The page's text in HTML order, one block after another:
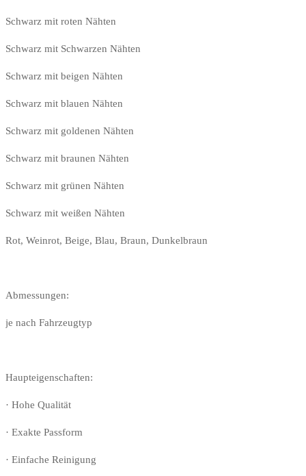
Schwarz mit roten Nähten
Schwarz mit Schwarzen Nähten
Schwarz mit beigen Nähten
Schwarz mit blauen Nähten
Schwarz mit goldenen Nähten
Schwarz mit braunen Nähten
Schwarz mit grünen Nähten
Schwarz mit weißen Nähten
Rot, Weinrot, Beige, Blau, Braun, Dunkelbraun
Abmessungen:
je nach Fahrzeugtyp
Haupteigenschaften:
· Hohe Qualität
· Exakte Passform
· Einfache Reinigung